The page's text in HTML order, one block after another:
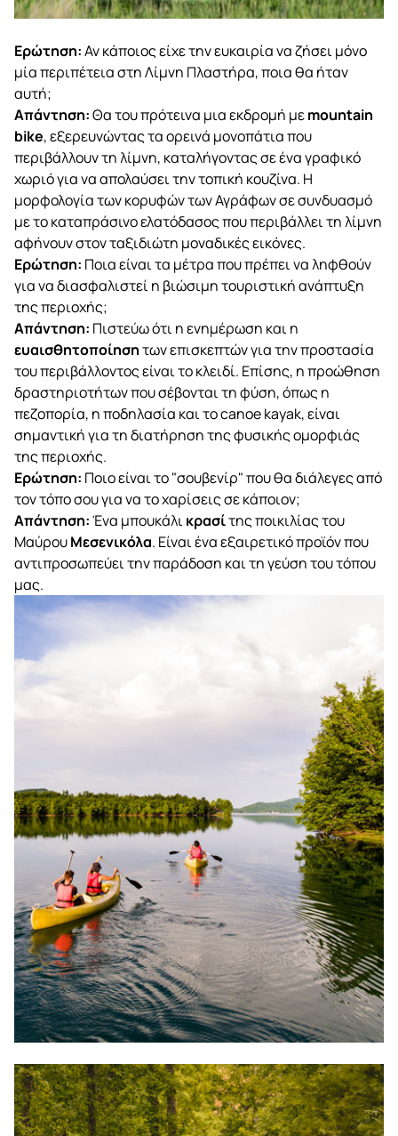
Ερώτηση:Αν κάποιος είχε την ευκαιρία να ζήσει μόνο
μία περιπέτεια στη Λίμνη Πλαστήρα, ποια θα ήταν
αυτή;
Απάντηση:Θα του πρότεινα μια εκδρομή μεmountain
bike, εξερευνώντας τα ορεινά μονοπάτια που
περιβάλλουν τη λίμνη, καταλήγοντας σε ένα γραφικό
χωριό για να απολαύσει την τοπική κουζίνα. Η
μορφολογία των κορυφών των Αγράφων σε συνδυασμό
με το καταπράσινο ελατόδασος που περιβάλλει τη λίμνη
αφήνουν στον ταξιδιώτη μοναδικές εικόνες.
Ερώτηση: Ποια είναι τα μέτρα που πρέπει να ληφθούν
για να διασφαλιστεί η βιώσιμη τουριστική ανάπτυξη
της περιοχής;
Απάντηση: Πιστεύω ότι η ενημέρωση και η
ευαισθητοποίησητων επισκεπτών για την προστασία
του περιβάλλοντος είναι το κλειδί. Επίσης, η προώθηση
δραστηριοτήτων που σέβονται τη φύση, όπως η
πεζοπορία, η ποδηλασία και το canoe kayak, είναι
σημαντική για τη διατήρηση της φυσικής ομορφιάς
της περιοχής.
Ερώτηση: Ποιο είναι το "σουβενίρ" που θα διάλεγες από
τον τόπο σου για να το χαρίσεις σε κάποιον;
Απάντηση:Ένα μπουκάλικρασίτης ποικιλίας του
ΜαύρουΜεσενικόλα. Είναι ένα εξαιρετικό προϊόν που
αντιπροσωπεύει την παράδοση και τη γεύση του τόπου
μας.